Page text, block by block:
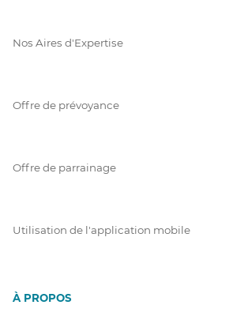
Nos Aires d'Expertise
Offre de prévoyance
Offre de parrainage
Utilisation de l'application mobile
À PROPOS